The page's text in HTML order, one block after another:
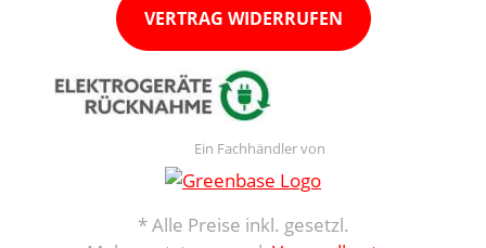
VERTRAG WIDERRUFEN
Ein Fachhändler von
* Alle Preise inkl. gesetzl.